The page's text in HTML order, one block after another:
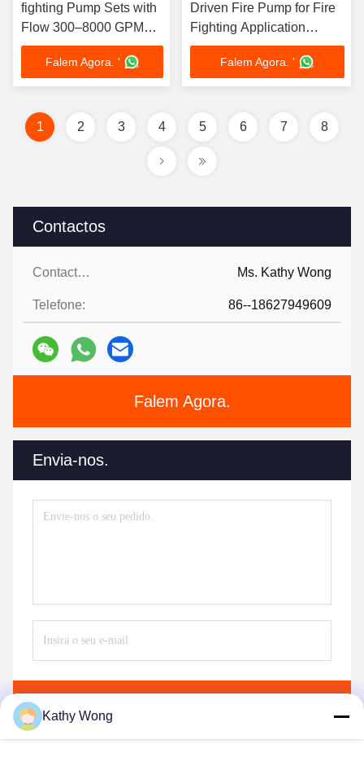
Contactos
Contactos: Ms. Kathy Wong
Telefone: 86--18627949609
Falem Agora.
Envia-nos.
fighting Pump Sets with
Flow 300–8000 GPM
UL FM NFPA20
Certified Complete Fire
Pump System
Falem Agora. '
Driven Fire Pump for Fire
Fighting Application
manufacturing facility fire
protectionFalem Agora. '
1 2 3 4 5 6 7 8
Kathy Wong